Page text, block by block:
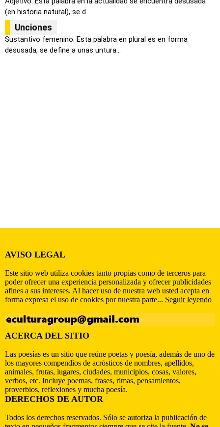
(en historia natural), se d...
Unciones
Sustantivo femenino. Esta palabra en plural es en forma
desusada, se define a unas untura...
AVISO LEGAL
Este sitio web utiliza cookies tanto propias como de terceros para
poder ofrecer una experiencia personalizada y ofrecer publicidades
afines a sus intereses. Al hacer uso de nuestra web usted acepta en
forma expresa el uso de cookies por nuestra parte... Seguir leyendo
ACERCA DEL SITIO
Las poesías es un sitio que reúne poetas y poesía, además de uno de
los mayores compendios de acrósticos de nombres, apellidos,
animales, frutas, lugares, ciudades, municipios, cosas, valores,
verbos, etc. Incluye poemas, frases, rimas, pensamientos,
proverbios, reflexiones y mucha poesía.
DERECHOS DE AUTOR
Todos los derechos reservados. Sólo se autoriza la publicación de